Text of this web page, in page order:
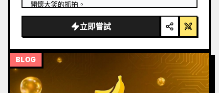
開懷大笑的抓拍。
立即嘗試
BLOG